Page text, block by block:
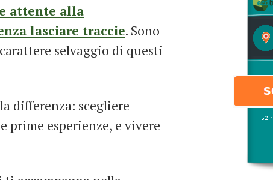
attente alla
lasciare traccie. Sono
selvaggio di questi
differenza: scegliere
prime esperienze, e vivere